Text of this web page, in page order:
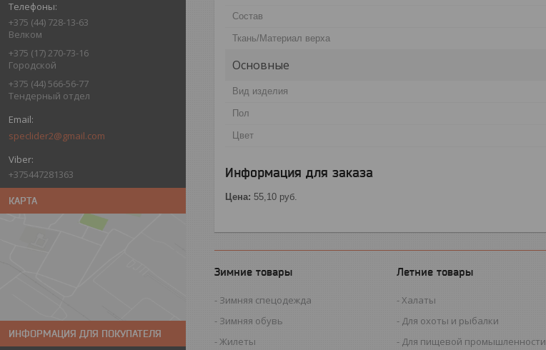
+375 (44) 728-13-63
Велком
+375 (17) 270-73-16
Городской
+375 (44) 566-56-77
Тендерный отдел
speclider2@gmail.com
+375447281363
КАРТА
ИНФОРМАЦИЯ ДЛЯ ПОКУПАТЕЛЯ
Состав
Ткань/Материал верха
Основные
Вид изделия
Пол
Цвет
Информация для заказа
Цена: 55,10 руб.
Зимние товары
Зимняя спецодежда
Зимняя обувь
Жилеты
Летние товары
Халаты
Для охоты и рыбалки
Для пищевой промышленности